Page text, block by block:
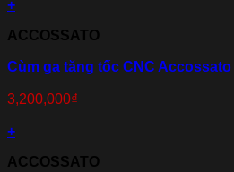
+
ACCOSSATO
Cùm ga tăng tốc CNC Accossato
3,200,000₫
+
ACCOSSATO